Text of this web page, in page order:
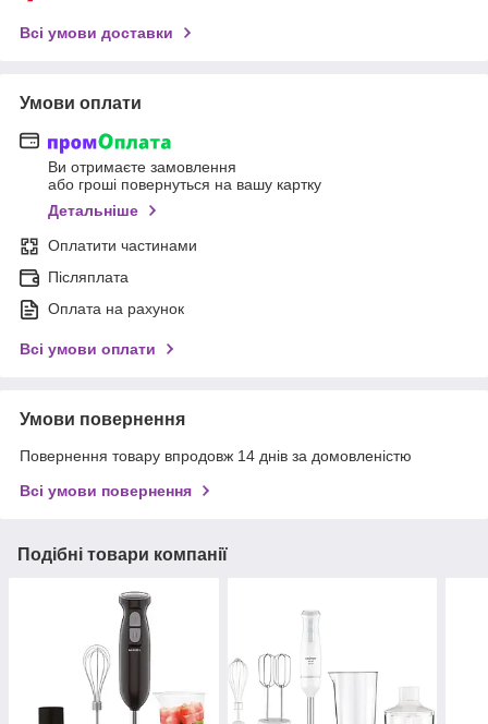
Всі умови доставки
Умови оплати
Ви отримаєте замовлення
або гроші повернуться на вашу картку
Детальніше
Оплатити частинами
Післяплата
Оплата на рахунок
Всі умови оплати
Умови повернення
Повернення товару впродовж 14 днів за домовленістю
Всі умови повернення
Подібні товари компанії